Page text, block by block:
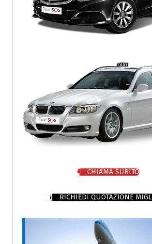
CHIAMA SUBITO
RICHIEDI QUOTAZIONE